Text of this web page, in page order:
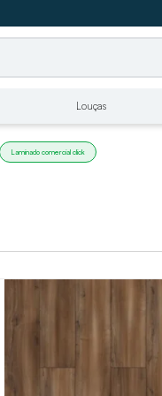
Louças
Laminado comercial click